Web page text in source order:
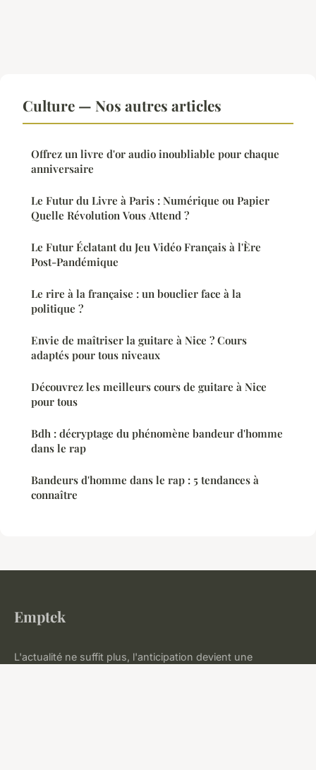
Culture — Nos autres articles
Offrez un livre d'or audio inoubliable pour chaque
anniversaire
Le Futur du Livre à Paris : Numérique ou Papier
Quelle Révolution Vous Attend ?
Le Futur Éclatant du Jeu Vidéo Français à l'Ère
Post-Pandémique
Le rire à la française : un bouclier face à la
politique ?
Envie de maîtriser la guitare à Nice ? Cours
adaptés pour tous niveaux
Découvrez les meilleurs cours de guitare à Nice
pour tous
Bdh : décryptage du phénomène bandeur d'homme
dans le rap
Bandeurs d'homme dans le rap : 5 tendances à
connaître
Emptek
L'actualité ne suffit plus, l'anticipation devient une